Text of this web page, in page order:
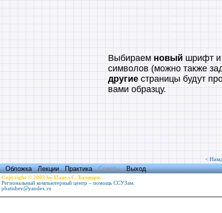
Выбираем новый шрифт и
символов (можно также
другие страницы будут
вами образцу.
<
Обложка Лекции Практика Советы Выход
Copyright © 2003 by Павел С. Батищев.
Региональный компьютерный центр – помощь ССУЗам.
pbatishev@yandex.ru